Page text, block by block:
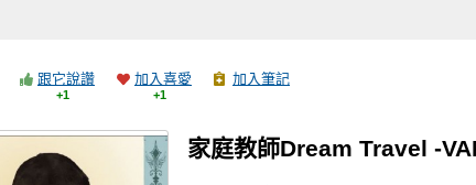
跟它說讚
+1
加入喜愛
+1
加入筆記
家庭教師Dream Travel -